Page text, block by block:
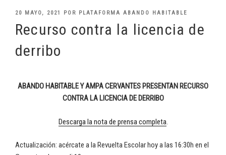
PUBLICADO
20 MAYO, 2021 POR PLATAFORMA ABANDO HABITABLE
Recurso contra la licencia de
derribo
ABANDO HABITABLE Y AMPA CERVANTES PRESENTAN RECURSO
CONTRA LA LICENCIA DE DERRIBO
Descarga la nota de prensa completa
Actualización: acércate a la Revuelta Escolar hoy a las 16:30h en el